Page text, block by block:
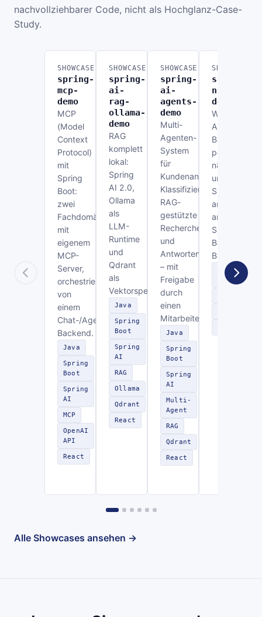
nachvollziehbarer Code, nicht als Hochglanz-Case-
Study.
SHOWCASE
spring-
mcp-
demo
MCP
(Model
Context
Protocol)
mit
Spring
Boot:
zwei
Fachdomänen
mit
eigenem
MCP-
Server,
orchestriert
von
einem
Chat-/Agenten-
Backend.
Java
Spring
Boot
Spring
AI
MCP
OpenAI
API
React
SHOWCASE
spring-
ai-
rag-
ollama-
demo
RAG
komplett
lokal:
Spring
AI 2.0,
Ollama
als
LLM-
Runtime
und
Qdrant
als
Vektorspeicher.
Java
Spring
Boot
Spring
AI
RAG
Ollama
Qdrant
React
SHOWCASE
spring-
ai-
agents-
demo
Multi-
Agenten-
System
für
Kundenanfragen:
Klassifizierung,
RAG-
gestützte
Recherche
und
Antwortentwurf
– mit
Freigabe
durch
einen
Mitarbeiter.
Java
Spring
Boot
Spring
AI
Multi-
Agent
RAG
Qdrant
React
SHOWCASE
spring-
n8n-
demo
Workflow-
per
n8n
und
Slack,
angebunden
an ein
Spring-
Boot-
Backend.
Spring
Boot
Alle Showcases ansehen →